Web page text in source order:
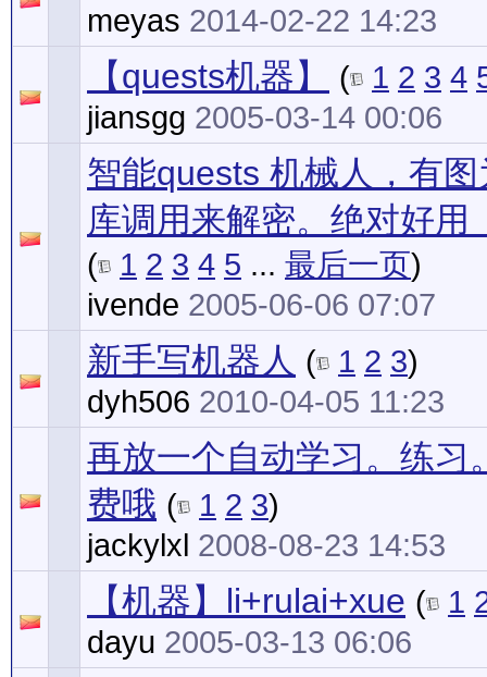
meyas 2014-02-22 14:23
【quests机器】 ( 1 2 3 4
jiansgg 2005-03-14 00:06
智能quests 机械人，有
库调用来解密。绝对好用
( 1 2 3 4 5 ... 最后一页)
ivende 2005-06-06 07:07
新手写机器人 ( 1 2 3)
dyh506 2010-04-05 11:23
再放一个自动学习。练习
费哦 ( 1 2 3)
jackylxl 2008-08-23 14:53
【机器】li+rulai+xue ( 1
dayu 2005-03-13 06:06